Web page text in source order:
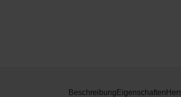
Beschreibung Eigenschaften